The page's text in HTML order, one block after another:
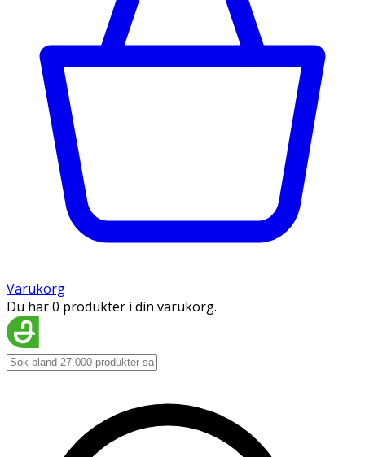
Varukorg
Du har 0 produkter i din varukorg.